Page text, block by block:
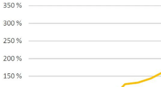
AKTUELT
Nyheter og